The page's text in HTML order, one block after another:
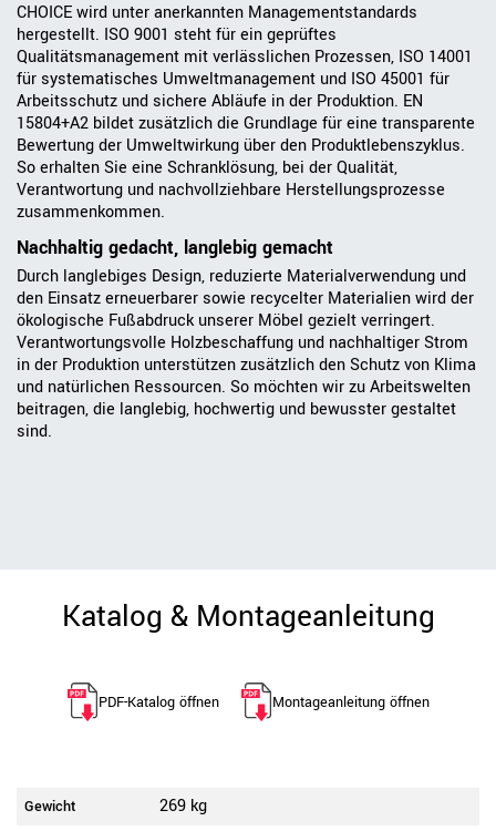
CHOICE wird unter anerkannten Managementstandards
hergestellt. ISO 9001 steht für ein geprüftes
Qualitätsmanagement mit verlässlichen Prozessen, ISO 14001
für systematisches Umweltmanagement und ISO 45001 für
Arbeitsschutz und sichere Abläufe in der Produktion. EN
15804+A2 bildet zusätzlich die Grundlage für eine transparente
Bewertung der Umweltwirkung über den Produktlebenszyklus.
So erhalten Sie eine Schranklösung, bei der Qualität,
Verantwortung und nachvollziehbare Herstellungsprozesse
zusammenkommen.
Nachhaltig gedacht, langlebig gemacht
Durch langlebiges Design, reduzierte Materialverwendung und
den Einsatz erneuerbarer sowie recycelter Materialien wird der
ökologische Fußabdruck unserer Möbel gezielt verringert.
Verantwortungsvolle Holzbeschaffung und nachhaltiger Strom
in der Produktion unterstützen zusätzlich den Schutz von Klima
und natürlichen Ressourcen. So möchten wir zu Arbeitswelten
beitragen, die langlebig, hochwertig und bewusster gestaltet
sind.
Katalog & Montageanleitung
PDF-Katalog öffnen Montageanleitung öffnen
Gewicht 269 kg